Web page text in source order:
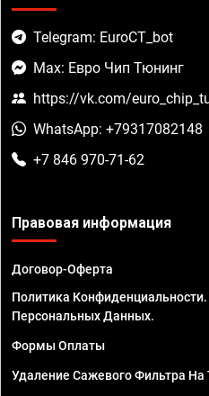
Telegram: EuroCT_bot
Max: Евро Чип Тюнинг
https://vk.com/
WhatsApp: +79317082148
+7 846 970-71-62
Правовая информация
Договор-Оферта
Политика
Персональных Данных.
Формы Оплаты
Удаление Сажевого Фильтра На